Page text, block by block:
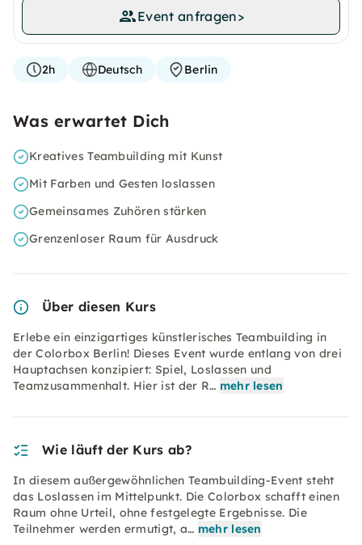
Event anfragen>
2h Deutsch Berlin
Was erwartet Dich
Kreatives Teambuilding mit Kunst
Mit Farben und Gesten loslassen
Gemeinsames Zuhören stärken
Grenzenloser Raum für Ausdruck
Über diesen Kurs
Erlebe ein einzigartiges künstlerisches Teambuilding in
der Colorbox Berlin! Dieses Event wurde entlang von drei
Hauptachsen konzipiert: Spiel, Loslassen und
Teamzusammenhalt. Hier ist der R… mehr lesen
Wie läuft der Kurs ab?
In diesem außergewöhnlichen Teambuilding-Event steht
das Loslassen im Mittelpunkt. Die Colorbox schafft einen
Raum ohne Urteil, ohne festgelegte Ergebnisse. Die
Teilnehmer werden ermutigt, a… mehr lesen